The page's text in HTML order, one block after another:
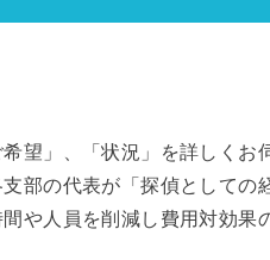
望」、「状況」を詳しくお
部の代表が「探偵としての
や人員を削減し費用対効果